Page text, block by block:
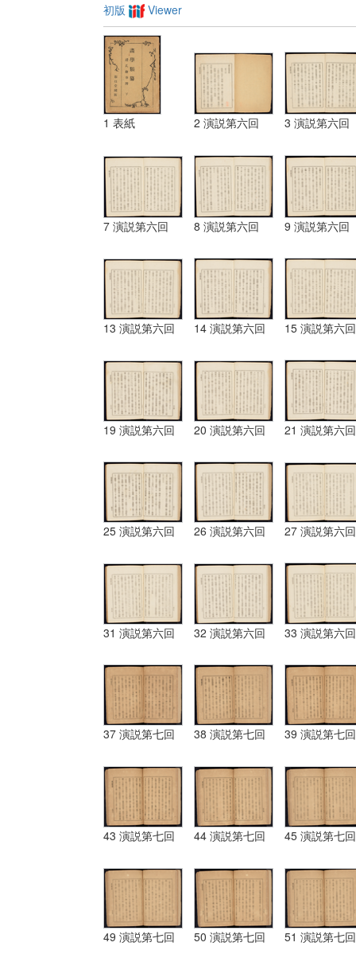
初版 Viewer
1 表紙 2 演説第六回 3 演説第六回
7 演説第六回 8 演説第六回 9 演説第六回
13 演説第六回 14 演説第六回 15 演説第六回
19 演説第六回 20 演説第六回 21 演説第六回
25 演説第六回 26 演説第六回 27 演説第六回
31 演説第六回 32 演説第六回 33 演説第六回
37 演説第七回 38 演説第七回 39 演説第七回
43 演説第七回 44 演説第七回 45 演説第七回
49 演説第七回 50 演説第七回 51 演説第七回